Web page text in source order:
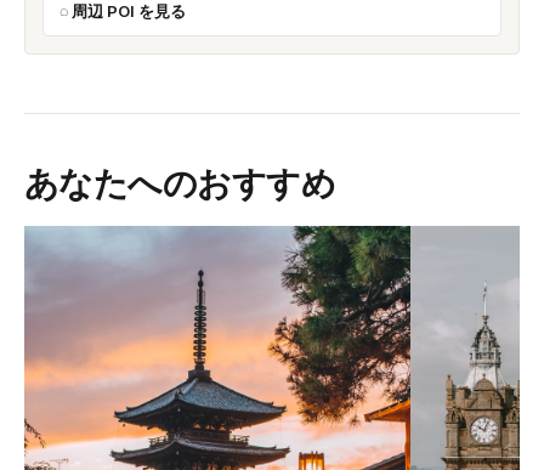
周辺 POI を見る
あなたへのおすすめ